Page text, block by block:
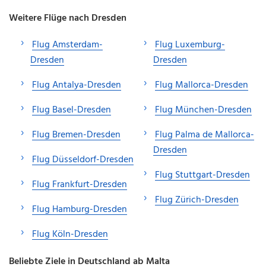
Weitere Flüge nach Dresden
Flug Amsterdam-
Dresden
Flug Antalya-Dresden
Flug Basel-Dresden
Flug Bremen-Dresden
Flug Düsseldorf-Dresden
Flug Frankfurt-Dresden
Flug Hamburg-Dresden
Flug Köln-Dresden
Flug Luxemburg-
Dresden
Flug Mallorca-Dresden
Flug München-Dresden
Flug Palma de Mallorca-
Dresden
Flug Stuttgart-Dresden
Flug Zürich-Dresden
Beliebte Ziele in Deutschland ab Malta